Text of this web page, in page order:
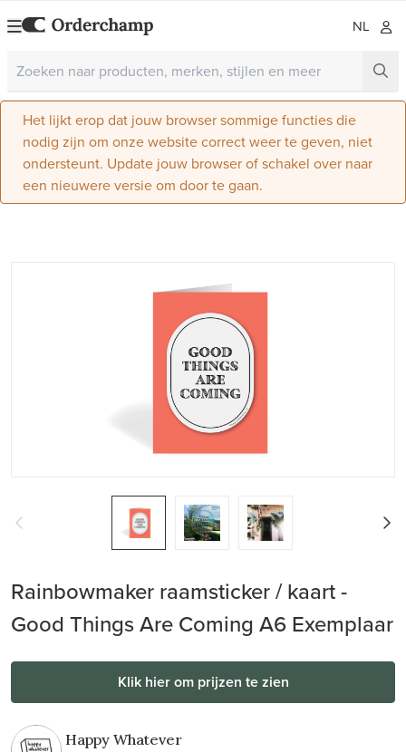
NL
Het lijkt erop dat jouw browser sommige functies die
nodig zijn om onze website correct weer te geven, niet
ondersteunt. Update jouw browser of schakel over naar
een nieuwere versie om door te gaan.
Rainbowmaker raamsticker / kaart -
Good Things Are Coming A6 Exemplaar
Klik hier om prijzen te zien
Happy Whatever